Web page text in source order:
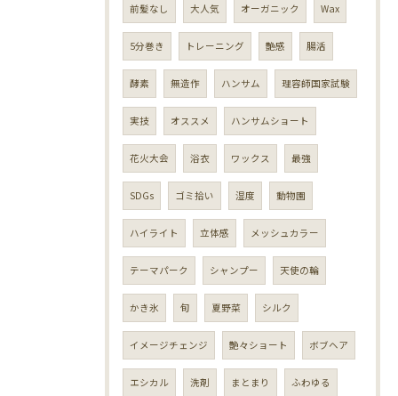
前髪なし 大人気 オーガニック Wax
5分巻き トレーニング 艶感 腸活
酵素 無造作 ハンサム 理容師国家試験
実技 オススメ ハンサムショート
花火大会 浴衣 ワックス 最強
SDGs ゴミ拾い 湿度 動物園
ハイライト 立体感 メッシュカラー
テーマパーク シャンプー 天使の輪
かき氷 旬 夏野菜 シルク
イメージチェンジ 艶々ショート ボブヘア
エシカル 洗剤 まとまり ふわゆる